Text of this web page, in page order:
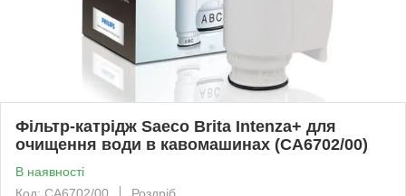
Фільтр-катрідж Saeco Brita Intenza+ для
очищення води в кавомашинах (CA6702/00)
В наявності
Код: CA6702/00
Роздріб